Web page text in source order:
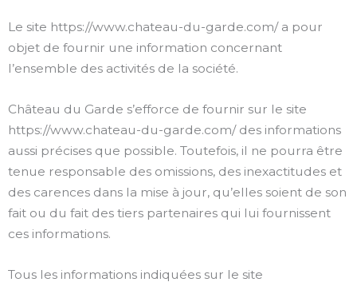
Le site https://www.chateau-du-garde.com/ a pour
objet de fournir une information concernant
l’ensemble des activités de la société.
Château du Garde s’efforce de fournir sur le site
https://www.chateau-du-garde.com/ des informations
aussi précises que possible. Toutefois, il ne pourra être
tenue responsable des omissions, des inexactitudes et
des carences dans la mise à jour, qu’elles soient de son
fait ou du fait des tiers partenaires qui lui fournissent
ces informations.
Tous les informations indiquées sur le site